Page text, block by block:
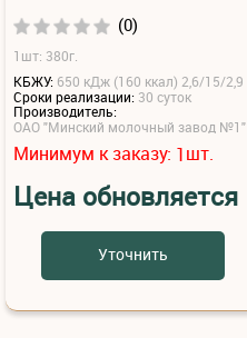
(0)
1шт: 380г.
КБЖУ: 650 кДж (160 ккал) 2,6/15/2,9
Сроки реализации: 30 суток
Производитель:
ОАО "Минский молочный завод №1"
Минимум к заказу: 1шт.
Цена обновляется
Уточнить